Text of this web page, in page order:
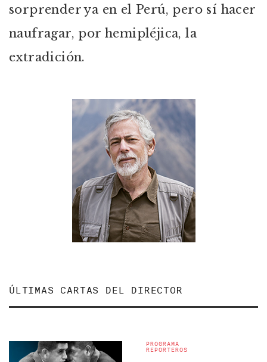
sorprender ya en el Perú, pero sí hacer
naufragar, por hemipléjica, la
extradición.
ÚLTIMAS CARTAS DEL DIRECTOR
PROGRAMA
REPORTEROS